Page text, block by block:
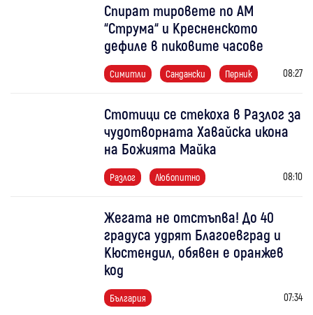
Спират тировете по АМ
“Струма“ и Кресненското
дефиле в пиковите часове
Симитли Сандански Перник 08:27
Стотици се стекоха в Разлог за
чудотворната Хавайска икона
на Божията Майка
Разлог Любопитно 08:10
Жегата не отстъпва! До 40
градуса удрят Благоевград и
Кюстендил, обявен е оранжев
код
България 07:34